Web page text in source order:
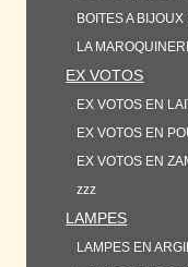
BOITES A
LA
EX VOTOS
EX VOTOS EN
EX VOTOS EN
EX VOTOS EN
zzz
LAMPES
LAMPES EN